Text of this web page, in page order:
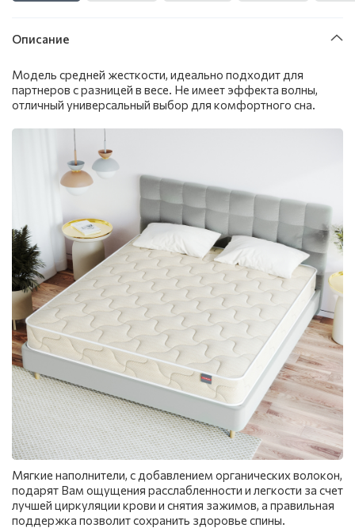
Описание
Модель средней жесткости, идеально подходит для
партнеров с разницей в весе. Не имеет эффекта волны,
отличный универсальный выбор для комфортного сна.
Мягкие наполнители, с добавлением органических волокон,
подарят Вам ощущения расслабленности и легкости за счет
лучшей циркуляции крови и снятия зажимов, а правильная
поддержка позволит сохранить здоровье спины.